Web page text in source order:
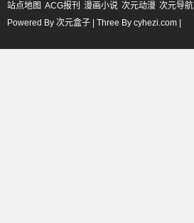
站点地图 ACG报刊 漫画小说 次元动漫 次元导航
Powered By 次元盒子 | Three By cyhezi.com |